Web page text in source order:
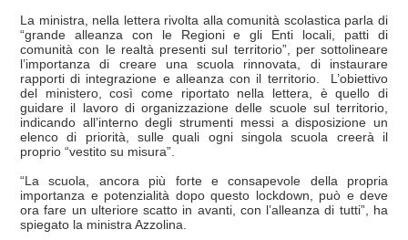
La ministra, nella lettera rivolta alla comunità scolastica parla di
“grande alleanza con le Regioni e gli Enti locali, patti di
comunità con le realtà presenti sul territorio”, per sottolineare
l’importanza di creare una scuola rinnovata, di instaurare
rapporti di integrazione e alleanza con il territorio. L’obiettivo
del ministero, così come riportato nella lettera, è quello di
guidare il lavoro di organizzazione delle scuole sul territorio,
indicando all’interno degli strumenti messi a disposizione un
elenco di priorità, sulle quali ogni singola scuola creerà il
proprio “vestito su misura”.
“La scuola, ancora più forte e consapevole della propria
importanza e potenzialità dopo questo lockdown, può e deve
ora fare un ulteriore scatto in avanti, con l’alleanza di tutti”, ha
spiegato la ministra Azzolina.